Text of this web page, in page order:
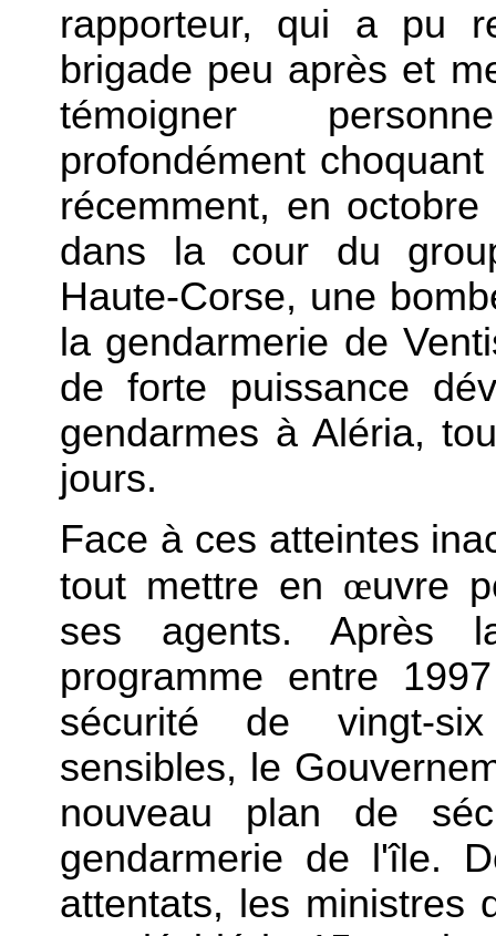
rapporteur, qui a pu
brigade peu après et
témoigner
profondément
récemment, en
dans la cour du
Haute-Corse, une
la gendarmerie de
de forte puissance
gendarmes à Aléria,
jours.
Face à ces atteintes
tout mettre en œuvre
ses agents. Après
programme entre
sécurité de vingt-six
sensibles, le
nouveau plan de
gendarmerie de l'île.
attentats, les ministres